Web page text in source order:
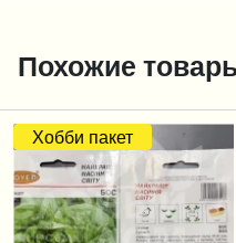
Похожие
Хобби пакет